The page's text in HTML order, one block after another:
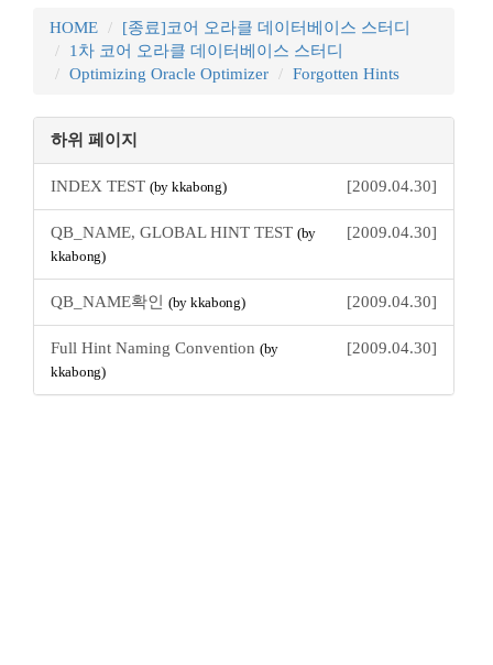
HOME
[종료]코어 오라클 데이터베이스 스터디
1차 코어 오라클 데이터베이스 스터디
Optimizing Oracle Optimizer
Forgotten Hints
하위 페이지
[2009.04.30]
INDEX TEST (by kkabong)
[2009.04.30]
QB_NAME, GLOBAL HINT TEST (by
kkabong)
[2009.04.30]
QB_NAME확인 (by kkabong)
[2009.04.30]
Full Hint Naming Convention (by
kkabong)